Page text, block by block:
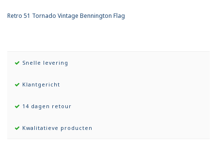
Retro 51 Tornado Vintage Bennington Flag
Snelle levering
Klantgericht
14 dagen retour
Kwalitatieve producten